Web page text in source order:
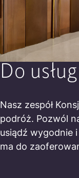
Do usług
Nasz zespół
podróż. Pozwól
usiądź wygodnie
ma do